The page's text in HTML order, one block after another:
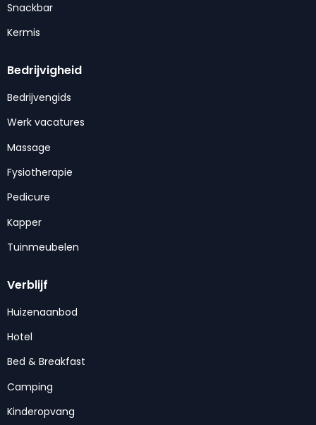
Snackbar
Kermis
Bedrijvigheid
Bedrijvengids
Werk vacatures
Massage
Fysiotherapie
Pedicure
Kapper
Tuinmeubelen
Verblijf
Huizenaanbod
Hotel
Bed & Breakfast
Camping
Kinderopvang